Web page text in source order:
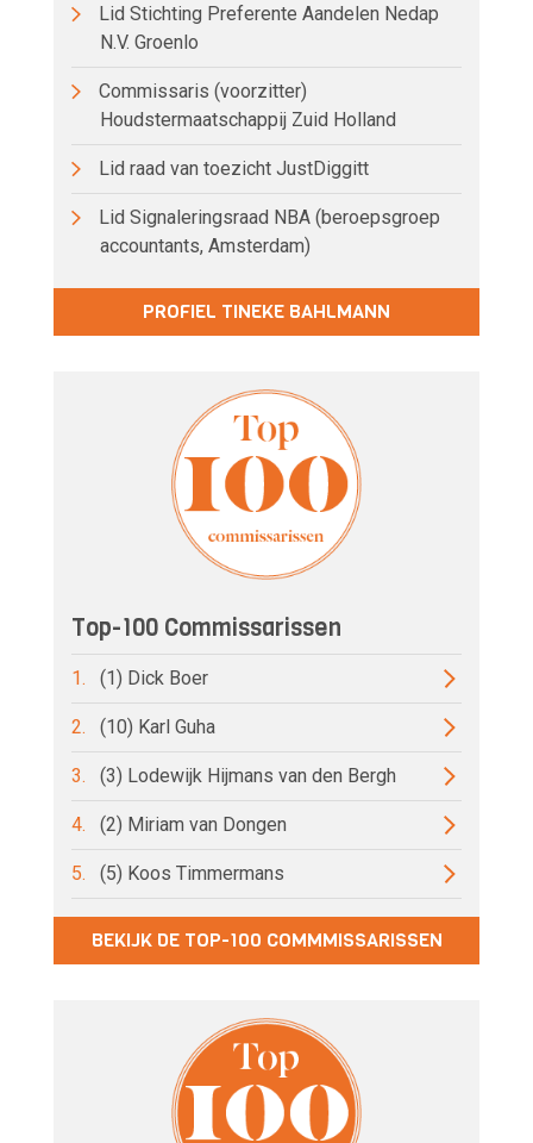
Lid Stichting Preferente Aandelen Nedap
N.V. Groenlo
Commissaris (voorzitter)
Houdstermaatschappij Zuid Holland
Lid raad van toezicht JustDiggitt
Lid Signaleringsraad NBA (beroepsgroep
accountants, Amsterdam)
PROFIEL TINEKE BAHLMANN
Top-100 Commissarissen
1. (1) Dick Boer
2. (10) Karl Guha
3. (3) Lodewijk Hijmans van den Bergh
4. (2) Miriam van Dongen
5. (5) Koos Timmermans
BEKIJK DE TOP-100 COMMMISSARISSEN